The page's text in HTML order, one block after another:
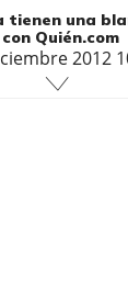
tienen una
con Quién.com
2012